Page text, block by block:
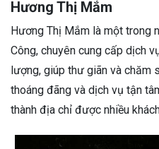
Hương Thị Mắm
Hương Thị Mắm là một trong
Công, chuyên cung cấp dịch
lượng, giúp thư giãn và chăm
thoáng đãng và dịch vụ tận
thành địa chỉ được nhiều